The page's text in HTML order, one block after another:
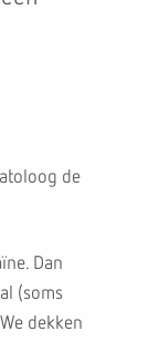
de
Dan
(soms
dekken